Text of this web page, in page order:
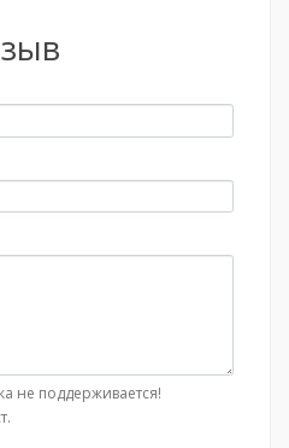
не поддерживается!